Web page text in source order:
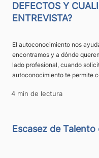
DEFECTOS Y
ENTREVISTA?
El autoconocimiento nos
encontramos y a dónde
lado profesional, cuando
autoconocimiento te permite
4 min de lectura
Escasez de